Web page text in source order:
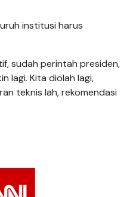
institusi harus
sudah perintah presiden,
lagi. Kita diolah lagi,
teknis lah, rekomendasi